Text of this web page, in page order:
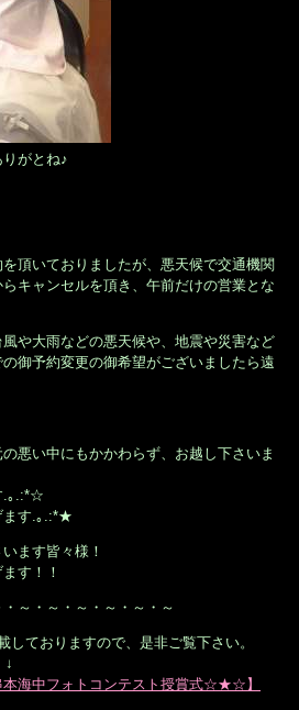
がとね♪
頂いておりましたが、悪天候で交通機関
キャンセルを頂き、午前だけの営業とな
や大雨などの悪天候や、地震や災害など
御予約変更の御希望がございましたら遠
悪い中にもかかわらず、お越し下さいま
.｡.:*☆
ます.｡.:*★
ます皆々様！
す！！
～・～・～・～・～・～
しておりますので、是非ご覧下さい。
本海中フォトコンテスト授賞式☆★☆】